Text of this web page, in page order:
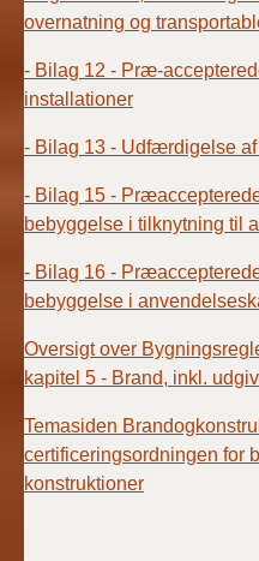
overnatning og
- Bilag 12 - Præ-
installationer
- Bilag 13 - Udfærdigelse
- Bilag 15 -
bebyggelse i tilknytning til
- Bilag 16 -
bebyggelse i
Oversigt over
kapitel 5 - Brand, inkl.
Temasiden
certificeringsordningen for
konstruktioner